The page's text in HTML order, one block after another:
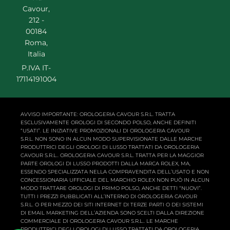
Cavour,
212 -
00184
Roma,
Italia
P.IVA IT-
17114191004
AVVISO IMPORTANTE: OROLOGERIA CAVOUR S.R.L. TRATTA
ESCLUSIVAMENTE OROLOGI DI SECONDO POLSO, ANCHE DEFINITI
“USATI”. LE INIZIATIVE PROMOZIONALI DI OROLOGERIA CAVOUR
S.R.L. NON SONO IN ALCUN MODO SUPERVISIONATE DALLE MARCHE
PRODUTTRICI DEGLI OROLOGI DI LUSSO TRATTATI DA OROLOGERIA
CAVOUR S.R.L.. OROLOGERIA CAVOUR S.R.L. TRATTA PER LA MAGGIOR
PARTE OROLOGI DI LUSSO PRODOTTI DALLA MARCA ROLEX, MA,
ESSENDO SPECIALIZZATA NELLA COMPRAVENDITA DELL’USATO E NON
CONCESSIONARIA UFFICIALE DEL MARCHIO ROLEX NON PUÒ IN ALCUN
MODO TRATTARE OROLOGI DI PRIMO POLSO, ANCHE DETTI “NUOVI”.
TUTTI I PREZZI PUBBLICATI ALL’INTERNO DI OROLOGERIA CAVOUR
S.R.L. O PER MEZZO DEI SITI INTERNET DI TERZE PARTI O DEI SISTEMI
DI EMAIL MARKETING DELL’AZIENDA SONO SCELTI DALLA DIREZIONE
COMMERCIALE DI OROLOGERIA CAVOUR S.R.L.. LE MARCHE